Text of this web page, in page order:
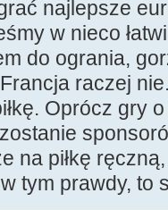
najlepsze
w nieco
do ogrania,
raczej
Oprócz gry
na piłkę
tym prawdy, to